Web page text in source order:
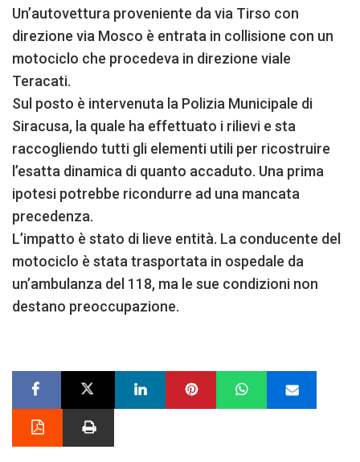
Un’autovettura proveniente da via Tirso con
direzione via Mosco è entrata in collisione con un
motociclo che procedeva in direzione viale
Teracati.
Sul posto è intervenuta la Polizia Municipale di
Siracusa, la quale ha effettuato i rilievi e sta
raccogliendo tutti gli elementi utili per ricostruire
l’esatta dinamica di quanto accaduto. Una prima
ipotesi potrebbe ricondurre ad una mancata
precedenza.
L’impatto è stato di lieve entità. La conducente del
motociclo è stata trasportata in ospedale da
un’ambulanza del 118, ma le sue condizioni non
destano preoccupazione.